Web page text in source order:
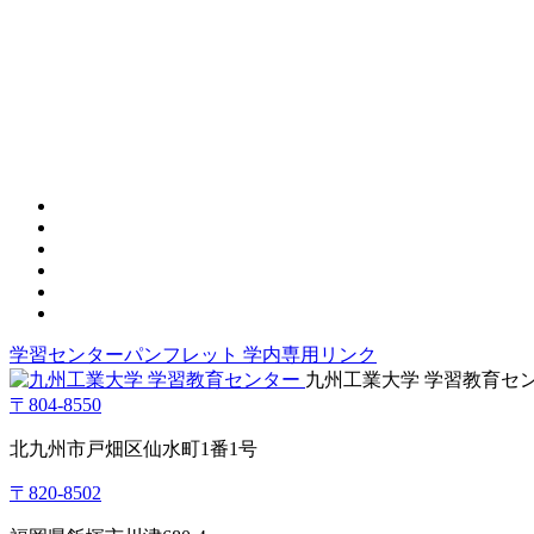
学習センターパンフレット 学内専用リンク
九州工業大学 学習教育セ
〒804-8550
北九州市戸畑区仙水町1番1号
〒820-8502